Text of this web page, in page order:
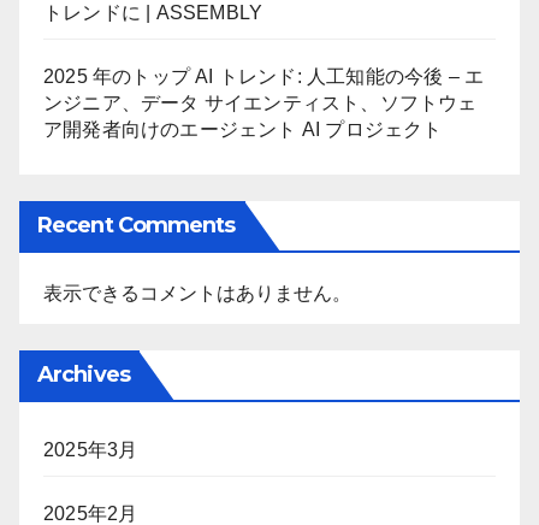
トレンドに | ASSEMBLY
2025 年のトップ AI トレンド: 人工知能の今後 – エ
ンジニア、データ サイエンティスト、ソフトウェ
ア開発者向けのエージェント AI プロジェクト
Recent Comments
表示できるコメントはありません。
Archives
2025年3月
2025年2月